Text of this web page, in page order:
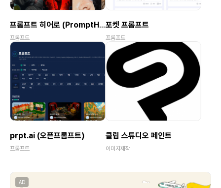
이비스 페인트
이미지제작
메디방페인트
이미지제작
웹프로그램
Microsoft Office Online
웹프로그램
AD